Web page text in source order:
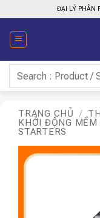
qua
nội
dung
ĐẠI LÝ PHÂN
kiếm:
TRANG CHỦ /
KHỞI ĐỘNG MỀM
STARTERS